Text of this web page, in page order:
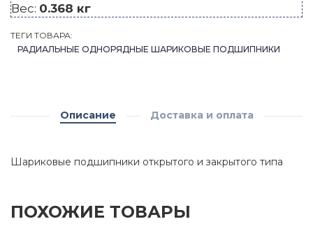
Вес: 0.368 кг
ТЕГИ ТОВАРА:
РАДИАЛЬНЫЕ ОДНОРЯДНЫЕ ШАРИКОВЫЕ ПОДШИПНИКИ
Описание Доставка и оплата
Шариковые подшипники открытого и закрытого типа
ПОХОЖИЕ ТОВАРЫ